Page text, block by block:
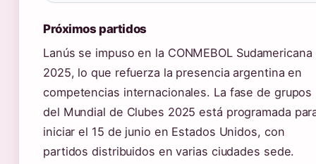
Próximos partidos
Lanús se impuso en la CONMEBOL Sudamericana
2025, lo que refuerza la presencia argentina en
competencias internacionales. La fase de grupos
del Mundial de Clubes 2025 está programada
iniciar el 15 de junio en Estados Unidos, con
partidos distribuidos en varias ciudades sede.